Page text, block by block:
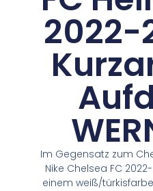
2022-
Im Gegensatz zum
Nike Chelsea FC
einem weiß/